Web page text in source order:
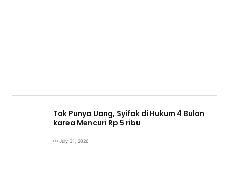
Tak Punya Uang, Syifak di Hukum 4 Bulan
karea Mencuri Rp 5 ribu
July 31, 2026